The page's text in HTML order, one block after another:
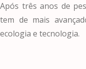
Após três anos de
tem de mais
ecologia e tecnologia.